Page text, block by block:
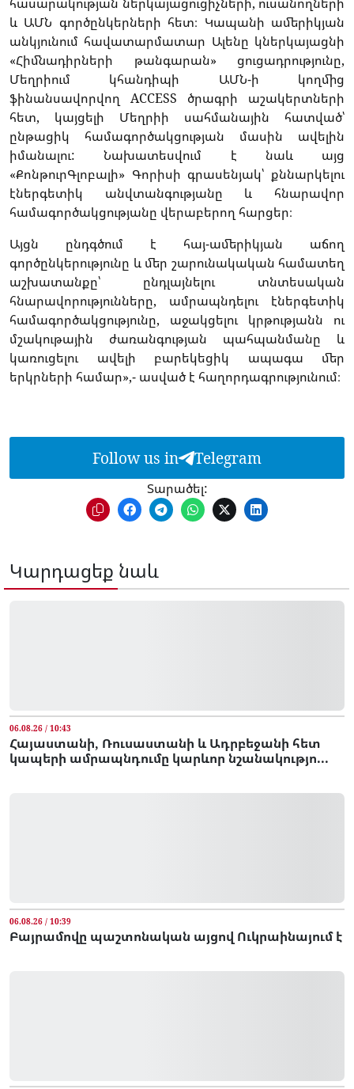
և ԱՄՆ գործընկերների հետ։ Կապանի ամերիկյան
անկյունում հավատարմատար Ալենը կներկայացնի
«Հիմնադիրների թանգարան» ցուցադրությունը,
Մեղրիում կհանդիպի ԱՄՆ-ի կողմից
ֆինանսավորվող ACCESS ծրագրի աշակերտների
հետ, կայցելի Մեղրիի սահմանային հատված՝
ընթացիկ համագործակցության մասին ավելին
իմանալու: Նախատեսվում է նաև այց
«ՔոնթուրԳլոբալի» Գորիսի գրասենյակ՝ քննարկելու
էներգետիկ անվտանգությանը և հնարավոր
համագործակցությանը վերաբերող հարցեր։
Այցն ընդգծում է հայ-ամերիկյան աճող
գործընկերությունը և մեր շարունակական համատեղ
աշխատանքը՝ ընդլայնելու տնտեսական
հնարավորությունները, ամրապնդելու էներգետիկ
համագործակցությունը, աջակցելու կրթությանն ու
մշակութային ժառանգության պահպանմանը և
կառուցելու ավելի բարեկեցիկ ապագա մեր
երկրների համար»,- ասված է հաղորդագրությունում։
Follow us in Telegram
Տարածել:
Կարդացեք նաև
06.08.26 / 10:43
Հայաստանի, Ռուսաստանի և Ադրբեջանի հետ
կապերի ամրապնդումը կարևոր նշանակությո...
06.08.26 / 10:39
Բայրամովը պաշտոնական այցով Ուկրաինայում է